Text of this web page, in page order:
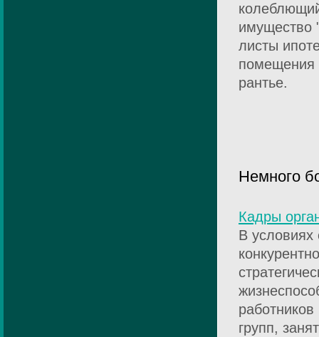
имущество
листы
помещения
рантье.
Немного
Кадры
В условиях
групп,